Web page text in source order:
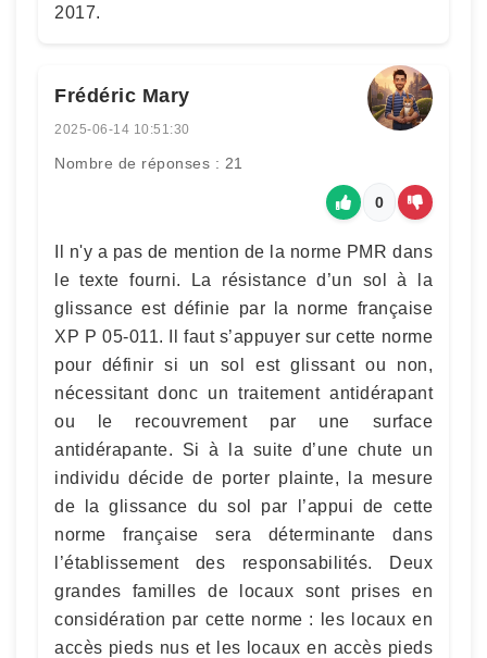
2017.
Frédéric Mary
2025-06-14 10:51:30
Nombre de réponses : 21
0
Il n'y a pas de mention de la norme PMR dans
le texte fourni. La résistance d’un sol à la
glissance est définie par la norme française
XP P 05-011. Il faut s’appuyer sur cette norme
pour définir si un sol est glissant ou non,
nécessitant donc un traitement antidérapant
ou le recouvrement par une surface
antidérapante. Si à la suite d’une chute un
individu décide de porter plainte, la mesure
de la glissance du sol par l’appui de cette
norme française sera déterminante dans
l’établissement des responsabilités. Deux
grandes familles de locaux sont prises en
considération par cette norme : les locaux en
accès pieds nus et les locaux en accès pieds